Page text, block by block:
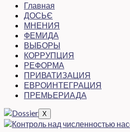
Главная
ДОСЬЄ
МНЕНИЯ
ФЕМИДА
ВЫБОРЫ
КОРРУПЦИЯ
РЕФОРМА
ПРИВАТИЗАЦИЯ
ЕВРОИНТЕГРАЦИЯ
ПРЕМЬЕРИАДА
X